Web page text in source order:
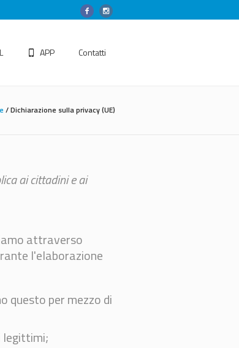
APP Contatti
/Dichiarazione sulla privacy (UE)
ai cittadini e ai
attraverso
l'elaborazione
questo per mezzo di
legittimi;